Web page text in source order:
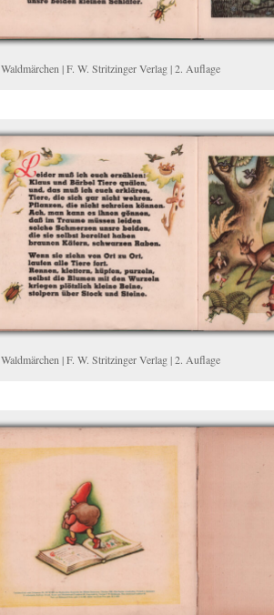
Waldmärchen | F. W. Stritzinger Verlag | 2. Auflage
Waldmärchen | F. W. Stritzinger Verlag | 2. Auflage